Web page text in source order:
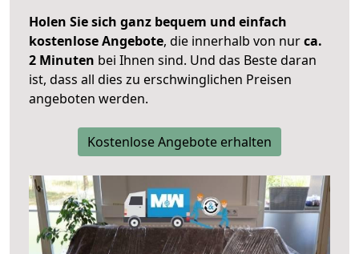
Holen Sie sich ganz bequem und einfach
kostenlose Angebote, die innerhalb von nurca.
2 Minuten bei Ihnen sind. Und das Beste daran
ist, dass all dies zu erschwinglichen Preisen
angeboten werden.
Kostenlose Angebote erhalten